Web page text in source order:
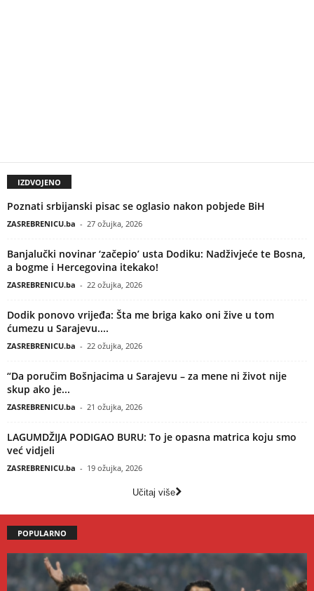
IZDVOJENO
Poznati srbijanski pisac se oglasio nakon pobjede BiH
ZASREBRENICU.ba - 27 ožujka, 2026
Banjalučki novinar ‘začepio’ usta Dodiku: Nadživjeće te Bosna,
a bogme i Hercegovina itekako!
ZASREBRENICU.ba - 22 ožujka, 2026
Dodik ponovo vrijeđa: Šta me briga kako oni žive u tom
ćumezu u Sarajevu....
ZASREBRENICU.ba - 22 ožujka, 2026
“Da poručim Bošnjacima u Sarajevu – za mene ni život nije
skup ako je...
ZASREBRENICU.ba - 21 ožujka, 2026
LAGUMDŽIJA PODIGAO BURU: To je opasna matrica koju smo
već vidjeli
ZASREBRENICU.ba - 19 ožujka, 2026
Učitaj više
POPULARNO